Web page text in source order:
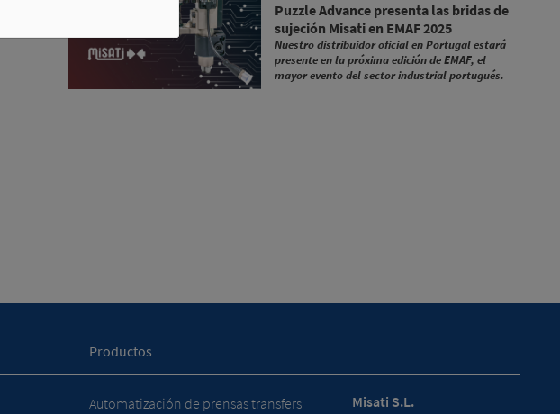
Puzzle Advance presenta las bridas de
sujeción Misati en EMAF 2025
Nuestro distribuidor oficial en Portugal estará
presente en la próxima edición de EMAF, el
mayor evento del sector industrial portugués.
Productos
Automatización de prensas transfers
Misati S.L.